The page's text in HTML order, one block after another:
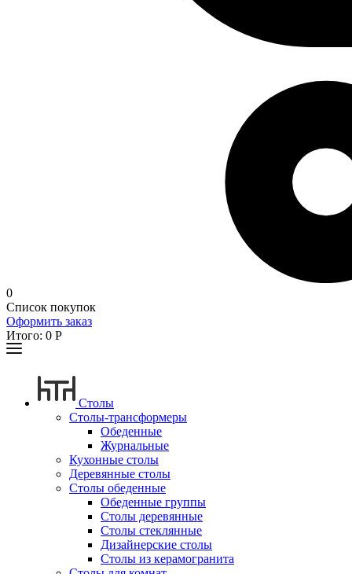
0
Список покупок
Оформить заказ
Итого: 0 Р
Столы
Столы-трансформеры
Обеденные
Журнальные
Кухонные столы
Деревянные столы
Столы обеденные
Обеденные группы
Столы деревянные
Столы стеклянные
Дизайнерские столы
Столы из керамогранита